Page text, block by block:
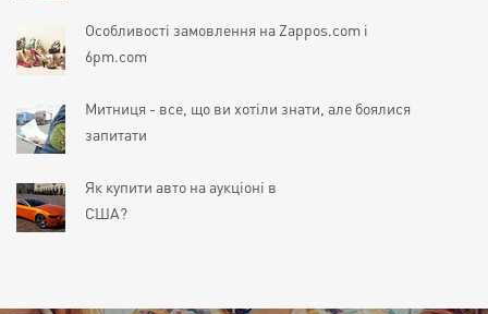
Особливості замовлення на Zappos.com і
6pm.com
Митниця - все, що ви хотіли знати, але боялися
запитати
Як купити авто на аукціоні в
США?